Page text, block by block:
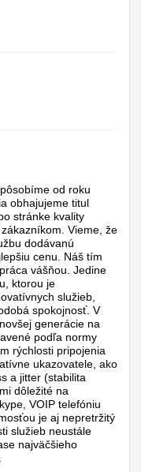
od roku
obhajujeme titul
stránke kvality
Vieme, že
dodávanú
cenu. Náš tím
vášňou. Jedine
ktorou je
služieb,
spokojnosť. V
generácie na
podľa normy
rýchlosti pripojenia
ukazovatele, ako
a jitter (stabilita
dôležité na
VOIP telefóniu
je aj nepretržitý
služieb neustále
najväčšieho